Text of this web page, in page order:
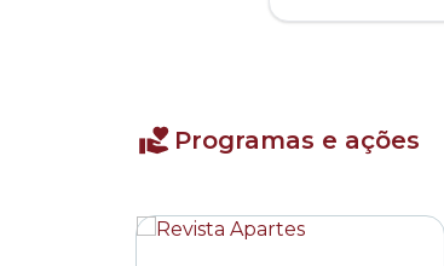
Programas e ações